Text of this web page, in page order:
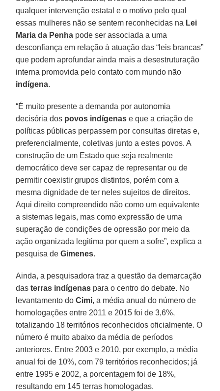
qualquer intervenção estatal e o motivo pelo qual
essas mulheres não se sentem reconhecidas na Lei
Maria da Penha pode ser associada a uma
desconfiança em relação à atuação das “leis brancas”
que podem aprofundar ainda mais a desestruturação
interna promovida pelo contato com mundo não
indígena.
“É muito presente a demanda por autonomia
decisória dos povos indígenas e que a criação de
políticas públicas perpassem por consultas diretas e,
preferencialmente, coletivas junto a estes povos. A
construção de um Estado que seja realmente
democrático deve ser capaz de representar ou de
permitir coexistir grupos distintos, porém com a
mesma dignidade de ter neles sujeitos de direitos.
Aqui direito compreendido não como um equivalente
a sistemas legais, mas como expressão de uma
superação de condições de opressão por meio da
ação organizada legitima por quem a sofre”, explica a
pesquisa deGimenes.
Ainda, a pesquisadora traz a questão da demarcação
dasterras indígenas para o centro do debate. No
levantamento doCimi, a média anual do número de
homologações entre 2011 e 2015 foi de 3,6%,
totalizando 18 territórios reconhecidos oficialmente. O
número é muito abaixo da média de períodos
anteriores. Entre 2003 e 2010, por exemplo, a média
anual foi de 10%, com 79 territórios reconhecidos; já
entre 1995 e 2002, a porcentagem foi de 18%,
resultando em 145 terras homologadas.